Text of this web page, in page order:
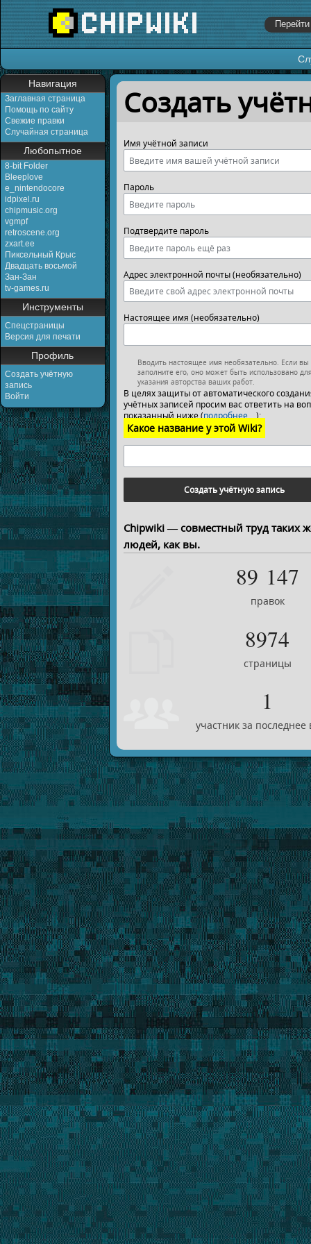
Навигация
Заглавная страница
Помощь по сайту
Свежие правки
Случайная страница
Любопытное
8-bit Folder
Bleeplove
e_nintendocore
idpixel.ru
chipmusic.org
vgmpf
retroscene.org
zxart.ee
Пиксельный Крыс
Двадцать восьмой
Зан-Зан
tv-games.ru
Инструменты
Спецстраницы
Версия для печати
Профиль
Создать учётную
запись
Войти
Перейти к:навигация,поиск
Создать
Имя учётной записи
Пароль
Подтвердите пароль
Адрес электронной почты (необязательно)
Настоящее имя (необязательно)
Вводить настоящее имя необязательно. Если вы
заполните его, оно может быть использовано
указания авторства ваших работ.
В целях защиты от автоматического
учётных записей просим вас ответить на
показанный ниже (подробнее…):
Какое название у этой Wiki?
Создать учётную запись
Chipwiki — совместный труд таких
людей, как вы.
89 147
правок
8974
страницы
1
участник за последнее